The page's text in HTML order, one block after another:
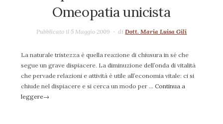
Omeopatia unicista
Pubblicato il 5 Maggio 2009 diDott. Maria Luisa Gili
La naturale tristezza è quella reazione di chiusura in sé che
segue un grave dispiacere. La diminuzione dell’onda di vitalità
che pervade relazioni e attività è utile all’economia vitale: ci si
chiude nel dispiacere e si cerca un modo per … Continua a
leggere→